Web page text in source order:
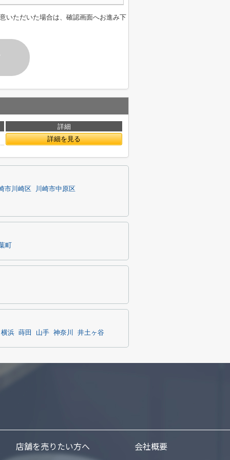
いただいた場合は、確認画面へお進み下
詳細
詳細を見る
市川崎区 川崎市中原区
町
横浜 蒔田 山手 神奈川 井土ヶ谷
店舗を売りたい方へ 会社概要